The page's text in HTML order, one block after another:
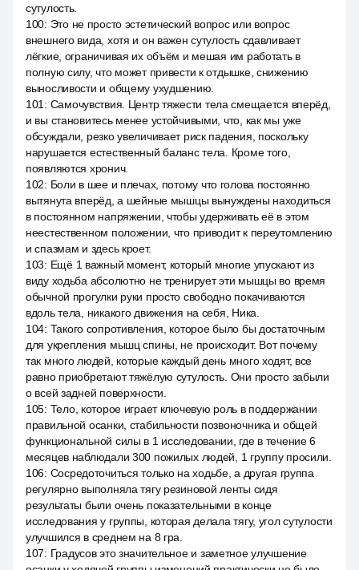
сутулость.
100: Это не просто эстетический вопрос или вопрос
внешнего вида, хотя и он важен сутулость сдавливает
лёгкие, ограничивая их объём и мешая им работать в
полную силу, что может привести к отдышке, снижению
выносливости и общему ухудшению.
101 : Самочувствия. Центр тяжести тела смещается вперёд,
и вы становитесь менее устойчивыми, что, как мы уже
обсуждали, резко увеличивает риск падения, поскольку
нарушается естественный баланс тела. Кроме того,
появляются хронич.
102: Боли в шее и плечах, потому что голова постоянно
вытянута вперёд, а шейные мышцы вынуждены находиться
в постоянном напряжении, чтобы удерживать её в этом
неестественном положении, что приводит к переутомлению
и спазмам и здесь кроет.
103: Ещё 1 важный момент, который многие упускают из
виду ходьба абсолютно не тренирует эти мышцы во время
обычной прогулки руки просто свободно покачиваются
вдоль тела, никакого движения на себя, Ника.
104: Такого сопротивления, которое было бы достаточным
для укрепления мышц спины, не происходит. Вот почему
так много людей, которые каждый день много ходят, все
равно приобретают тяжёлую сутулость. Они просто забыли
о всей задней поверхности.
105: Тело, которое играет ключевую роль в поддержании
правильной осанки, стабильности позвоночника и общей
функциональной силы в 1 исследовании, где в течение 6
месяцев наблюдали 300 пожилых людей, 1 группу просили.
106: Сосредоточиться только на ходьбе, а другая группа
регулярно выполняла тягу резиновой ленты сидя
результаты были очень показательными в конце
исследования у группы, которая делала тягу, угол сутулости
улучшился в среднем на 8 гра.
107: Градусов это значительное и заметное улучшение